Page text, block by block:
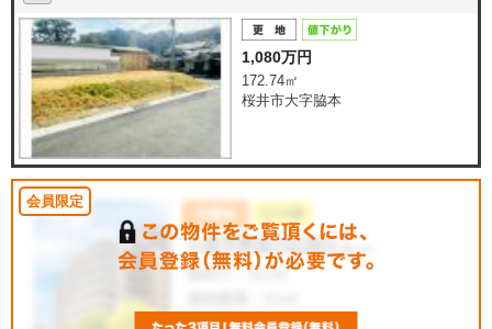
1,080万円
172.74㎡
桜井市大字脇本